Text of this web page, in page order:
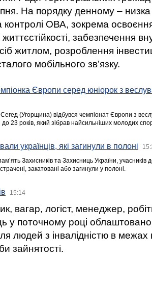
На порядку денному –
контролі ОВА, зокрема освоєння
забезпечення
житлом, розроблення
мобільного зв’язку.
Європи серед юніорок з
(Угорщина) відбувся чемпіонат Європи з
23 років, який зібрав найсильніших молодих
українців, які загинули в полоні
Захисників та Захисниць України,
закатовані або загинули у полоні.
15:14
вагар, логіст, менеджер,
у поточному році
людей з інвалідністю в межах
зайнятості.